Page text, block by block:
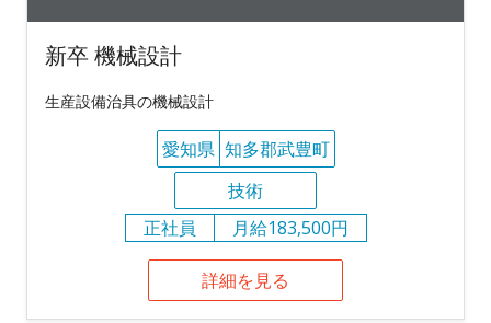
新卒 機械設計
生産設備治具の機械設計
愛知県 知多郡武豊町
技術
正社員
月給183,500円
詳細を見る